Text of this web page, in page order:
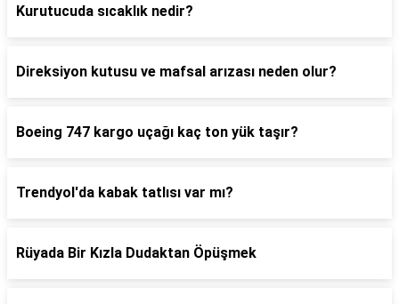
Kurutucuda sıcaklık nedir?
Direksiyon kutusu ve mafsal arızası neden olur?
Boeing 747 kargo uçağı kaç ton yük taşır?
Trendyol'da kabak tatlısı var mı?
Rüyada Bir Kızla Dudaktan Öpüşmek